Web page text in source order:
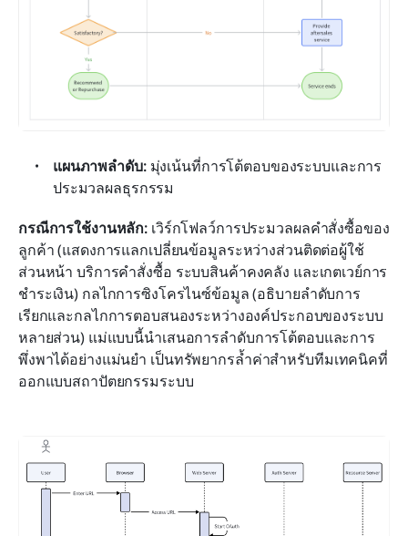
แผนภาพลำดับ: มุ่งเน้นที่การโต้ตอบของระบบและการ
ประมวลผลธุรกรรม
กรณีการใช้งานหลัก: เวิร์กโฟลว์การประมวลผลคำสั่งซื้อของ
ลูกค้า (แสดงการแลกเปลี่ยนข้อมูลระหว่างส่วนติดต่อผู้ใช้
ส่วนหน้า บริการคำสั่งซื้อ ระบบสินค้าคงคลัง และเกตเวย์การ
ชำระเงิน) กลไกการซิงโครไนซ์ข้อมูล (อธิบายลำดับการ
เรียกและกลไกการตอบสนองระหว่างองค์ประกอบของระบบ
หลายส่วน) แม่แบบนี้นำเสนอการลำดับการโต้ตอบและการ
พึ่งพาได้อย่างแม่นยำ เป็นทรัพยากรล้ำค่าสำหรับทีมเทคนิคที่
ออกแบบสถาปัตยกรรมระบบ